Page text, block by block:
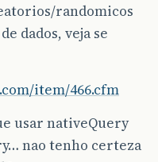
randomicos
dados, veja se
item/466.cfm
usar nativeQuery
nao tenho certeza